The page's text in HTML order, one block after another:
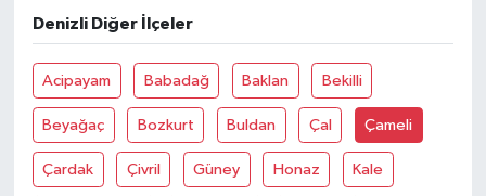
Denizli Diğer İlçeler
Acipayam Babadağ Baklan Bekilli
Beyağaç Bozkurt Buldan Çal Çameli
Çardak Çivril Güney Honaz Kale
Siyaset
Spor
Tarım ve Ekonomi